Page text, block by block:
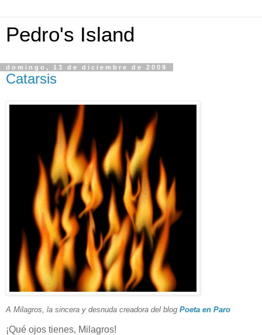
Pedro's Island
domingo, 13 de diciembre de 2009
Catarsis
A Milagros, la sincera y desnuda creadora del blog Poeta en Paro
¡Qué ojos tienes, Milagros!